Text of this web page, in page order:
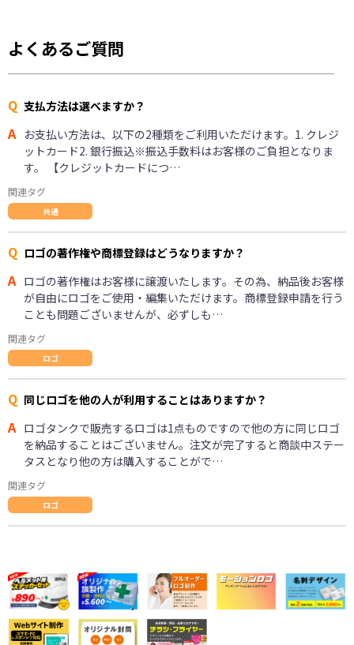
よくあるご質問
Q 支払方法は選べますか？
A お支払い方法は、以下の2種類をご利用いただけます。1. クレジ
ットカード2. 銀行振込※振込手数料はお客様のご負担となりま
す。 【クレジットカードにつ…
関連タグ
共通
Q ロゴの著作権や商標登録はどうなりますか？
A ロゴの著作権はお客様に譲渡いたします。その為、納品後お客様
が自由にロゴをご使用・編集いただけます。商標登録申請を行う
ことも問題ございませんが、必ずしも…
関連タグ
ロゴ
Q 同じロゴを他の人が利用することはありますか？
A ロゴタンクで販売するロゴは1点ものですので他の方に同じロゴ
を納品することはございません。注文が完了すると商談中ステー
タスとなり他の方は購入することがで…
関連タグ
ロゴ